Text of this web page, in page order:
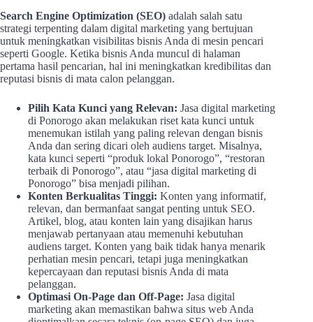
Search Engine Optimization (SEO) adalah salah satu
strategi terpenting dalam digital marketing yang bertujuan
untuk meningkatkan visibilitas bisnis Anda di mesin pencari
seperti Google. Ketika bisnis Anda muncul di halaman
pertama hasil pencarian, hal ini meningkatkan kredibilitas dan
reputasi bisnis di mata calon pelanggan.
Pilih Kata Kunci yang Relevan: Jasa digital marketing
di Ponorogo akan melakukan riset kata kunci untuk
menemukan istilah yang paling relevan dengan bisnis
Anda dan sering dicari oleh audiens target. Misalnya,
kata kunci seperti “produk lokal Ponorogo”, “restoran
terbaik di Ponorogo”, atau “jasa digital marketing di
Ponorogo” bisa menjadi pilihan.
Konten Berkualitas Tinggi: Konten yang informatif,
relevan, dan bermanfaat sangat penting untuk SEO.
Artikel, blog, atau konten lain yang disajikan harus
menjawab pertanyaan atau memenuhi kebutuhan
audiens target. Konten yang baik tidak hanya menarik
perhatian mesin pencari, tetapi juga meningkatkan
kepercayaan dan reputasi bisnis Anda di mata
pelanggan.
Optimasi On-Page dan Off-Page: Jasa digital
marketing akan memastikan bahwa situs web Anda